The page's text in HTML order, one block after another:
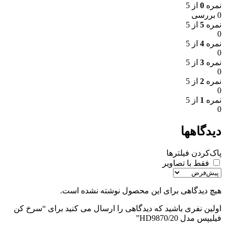
نمره 0 از 5
0 بررسی
نمره 5 از 5
0
نمره 4 از 5
0
نمره 3 از 5
0
نمره 2 از 5
0
نمره 1 از 5
0
دیدگاهها
پاک‌کردن فیلترها
فقط با تصاویر
هیچ دیدگاهی برای این محصول نوشته نشده است.
اولین نفری باشید که دیدگاهی را ارسال می کنید برای “سرخ کن
فیلیپس مدل HD9870/20”